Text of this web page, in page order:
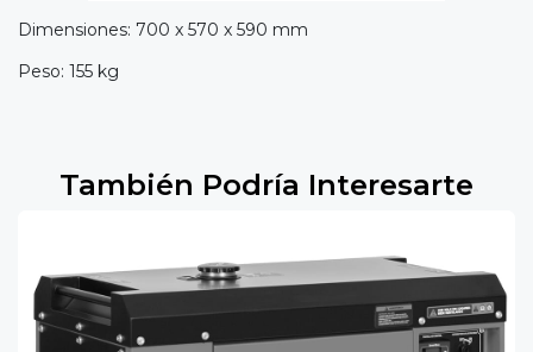
Dimensiones: 700 x 570 x 590 mm
Peso: 155 kg
También Podría Interesarte